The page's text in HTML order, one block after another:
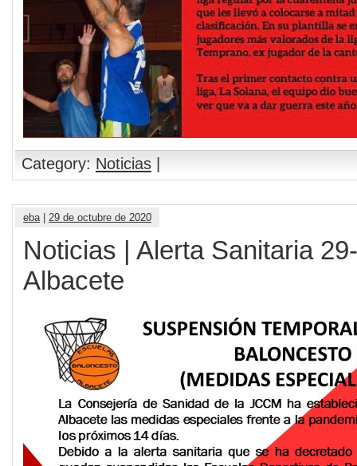
Category: Noticias
eba 29 de octubre de 2020
Noticias | Alerta Sanitaria
Albacete